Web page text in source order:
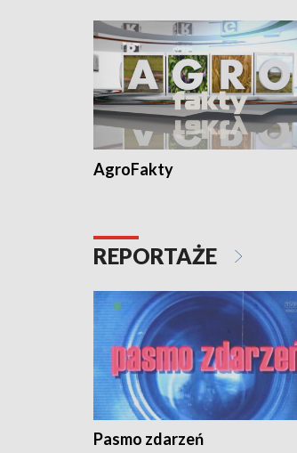
AgroFakty
REPORTAŻE
Pasmo zdarzeń